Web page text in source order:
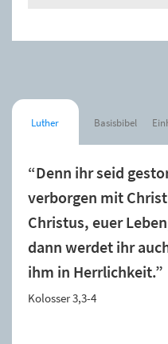
Luther Basisbibel
“Denn ihr seid
verborgen mit
Christus, euer
dann werdet ihr
ihm in Herrlichkeit.”
Kolosser 3,3-4